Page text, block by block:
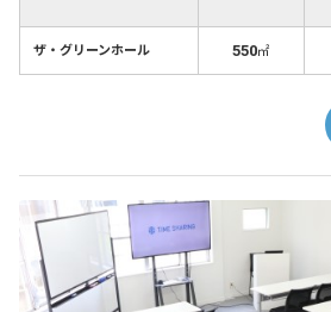
ザ・グリーンホール 550㎡